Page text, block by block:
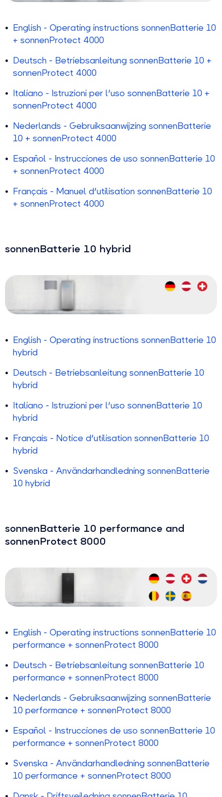
English - Operating instructions sonnenBatterie 10
+ sonnenProtect 4000
Deutsch - Betriebsanleitung sonnenBatterie 10 +
sonnenProtect 4000
Italiano - Istruzioni per l'uso sonnenBatterie 10 +
sonnenProtect 4000
Nederlands - Gebruiksaanwijzing sonnenBatterie
10 + sonnenProtect 4000
Español - Instrucciones de uso sonnenBatterie 10
+ sonnenProtect 4000
Français - Manuel d'utilisation sonnenBatterie 10
+ sonnenProtect 4000
sonnenBatterie 10 hybrid
English - Operating instructions sonnenBatterie 10
hybrid
Deutsch - Betriebsanleitung sonnenBatterie 10
hybrid
Italiano - Istruzioni per l'uso sonnenBatterie 10
hybrid
Français - Notice d'utilisation sonnenBatterie 10
hybrid
Svenska - Användarhandledning sonnenBatterie
10 hybrid
sonnenBatterie 10 performance and
sonnenProtect 8000
English - Operating instructions sonnenBatterie 10
performance + sonnenProtect 8000
Deutsch - Betriebsanleitung sonnenBatterie 10
performance + sonnenProtect 8000
Nederlands - Gebruiksaanwijzing sonnenBatterie
10 performance + sonnenProtect 8000
Español - Instrucciones de uso sonnenBatterie 10
performance + sonnenProtect 8000
Svenska - Användarhandledning sonnenBatterie
10 performance + sonnenProtect 8000